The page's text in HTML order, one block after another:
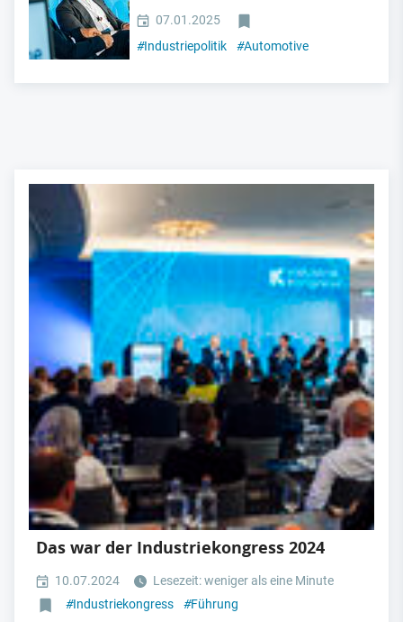
07.01.2025
#Industriepolitik #Automotive
Das war der Industriekongress 2024
10.07.2024
Lesezeit: weniger als eine Minute
#Industriekongress #Führung